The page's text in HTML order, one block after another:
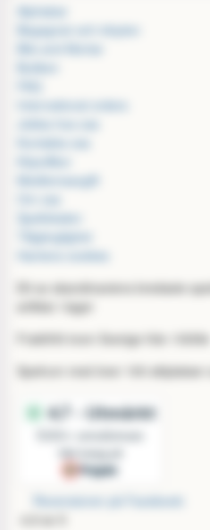
Alphabar
Begagnat och inbyten
International orders
Medlemsavgift
Spellokalen
Tillgänglighet
Hantera cookies
Ett av skandinaviens bredaste
artiklar i lager
Fraktfritt inom Sverige från 1000kr
Spelrum med över 100 sittplatser